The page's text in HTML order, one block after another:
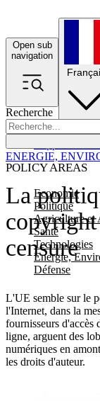
Open sub
navigation
Recherche
POLICY AREAS
Economie
Politique
Agriculture et
Santé
Technologies
Energie,
Défense
La
censure
L'UE semble sur le
l'Internet, dans la
fournisseurs d'accès
ligne, arguent des
numériques en
les droits d'auteur.
ENERGIE,